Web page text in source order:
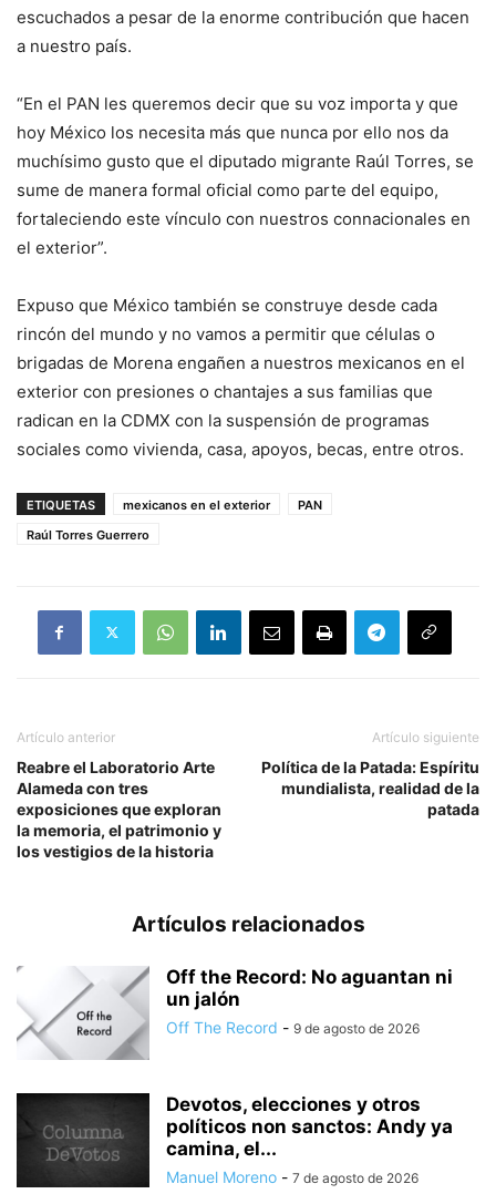
escuchados a pesar de la enorme contribución que hacen
a nuestro país.
“En el PAN les queremos decir que su voz importa y que
hoy México los necesita más que nunca por ello nos da
muchísimo gusto que el diputado migrante Raúl Torres, se
sume de manera formal oficial como parte del equipo,
fortaleciendo este vínculo con nuestros connacionales en
el exterior”.
Expuso que México también se construye desde cada
rincón del mundo y no vamos a permitir que células o
brigadas de Morena engañen a nuestros mexicanos en el
exterior con presiones o chantajes a sus familias que
radican en la CDMX con la suspensión de programas
sociales como vivienda, casa, apoyos, becas, entre otros.
ETIQUETAS mexicanos en el exterior
PAN
Raúl Torres Guerrero
Artículo anterior
Reabre el Laboratorio Arte
Alameda con tres
exposiciones que exploran
la memoria, el patrimonio y
los vestigios de la historia
Artículo siguiente
Política de la Patada: Espíritu
mundialista, realidad de la
patada
Artículos relacionados
Off the Record: No aguantan ni
un jalón
Off The Record - 9 de agosto de 2026
Devotos, elecciones y otros
políticos non sanctos: Andy ya
camina, el...
Manuel Moreno - 7 de agosto de 2026